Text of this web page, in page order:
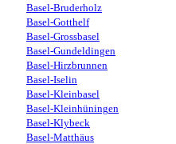
Basel-Bruderholz
Basel-Gotthelf
Basel-Grossbasel
Basel-Gundeldingen
Basel-Hirzbrunnen
Basel-Iselin
Basel-Kleinbasel
Basel-Kleinhüningen
Basel-Klybeck
Basel-Matthäus